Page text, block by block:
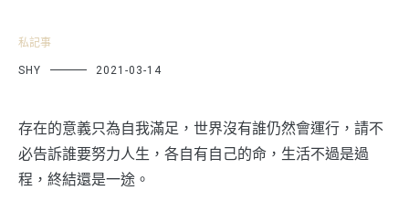
私記事
SHY 2021-03-14
存在的意義只為自我滿足，世界沒有誰仍然會運行，請不
必告訴誰要努力人生，各自有自己的命，生活不過是過
程，終結還是一途。